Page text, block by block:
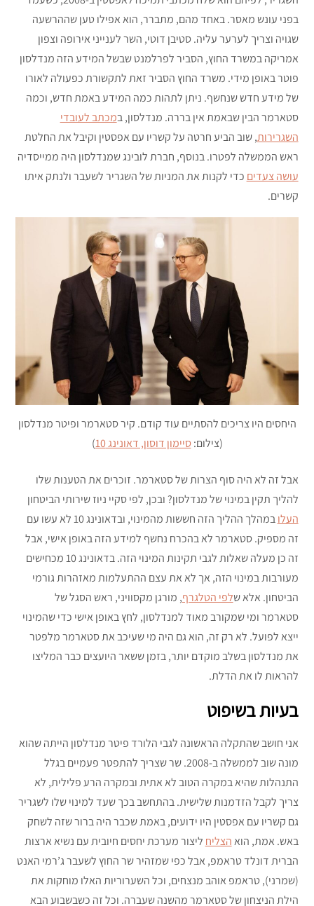
בפני עונש מאסר. באחד מהם, מתברר, הוא אפילו טען שההרשעה
שגויה וצריך לערער עליה. סטיבן דוטי, השר לענייני אירופה וצפון
אמריקה במשרד החוץ, הסביר לפרלמנט שבשל המידע הזה מנדלסון
פוטר באופן מידי. משרד החוץ הסביר זאת לתקשורת כפעולה לאורו
של מידע חדש שנחשף. ניתן לתהות כמה המידע באמת חדש, וכמה
סטארמר הבין שבאמת אין בררה. מנדלסון, במכתב לעובדי
השגרירות, שוב הביע חרטה על קשריו עם אפסטין וקיבל את החלטת
ראש הממשלה לפטרו. בנוסף, חברת לובינג שמנדלסון היה ממייסדיה
עושה צעדים כדי לקנות את המניות של השגריר לשעבר ולנתק איתו
קשרים.
היחסים היו צריכים להסתיים עוד קודם. קיר סטארמר ופיטר מנדלסון
(צילום:סיימון דוסון, דאונינג 10 )
אבל זה לא היה סוף הצרות של סטארמר. זוכרים את הטענות שלו
להליך תקין במינוי של מנדלסון? ובכן, לפי סקיי ניוז שירותי הביטחון
העלו
במהלך ההליך הזה חששות מהמינוי, ובדאונינג 10 לא עשו עם
זה מספיק. סטארמר לא בהכרח נחשף למידע הזה באופן אישי, אבל
זה כן מעלה שאלות לגבי תקינות המינוי הזה. בדאונינג 10 מכחישים
מעורבות במינוי הזה, אך לא את עצם ההתעלמות מאזהרות גורמי
הביטחון. אלא שלפי הטלגרף, מורגן מקסוויני, ראש הסגל של
סטארמר ומי שמקורב מאוד למנדלסון, לחץ באופן אישי כדי שהמינוי
ייצא לפועל. לא רק זה, הוא גם היה מי שעיכב את סטארמר מלפטר
את מנדלסון בשלב מוקדם יותר, בזמן ששאר היועצים כבר המליצו
להראות לו את הדלת.
בעיות בשיפוט
אני חושב שהתקלה הראשונה לגבי הלורד פיטר מנדלסון הייתה שהוא
מונה שוב לממשלה ב-2008. שר שצריך להתפטר פעמיים בגלל
התנהלות שהיא במקרה הטוב לא אתית ובמקרה הרע פלילית, לא
צריך לקבל הזדמנות שלישית. בהתחשב בכך שעד למינוי שלו לשגריר
גם קשריו עם אפסטין היו ידועים, באמת שכבר היה ברור שזה לשחק
באש. אמת, הואהצליח ליצור מערכת יחסים חיובית עם נשיא ארצות
הברית דונלד טראמפ, אבל כפי שמזהיר שר החוץ לשעבר ג’רמי האנט
(שמרני), טראמפ אוהב מנצחים, וכל השערוריות האלו מוחקות את
הילת הניצחון של סטארמר מהשנה שעברה. וכל זה כשבשבוע הבא